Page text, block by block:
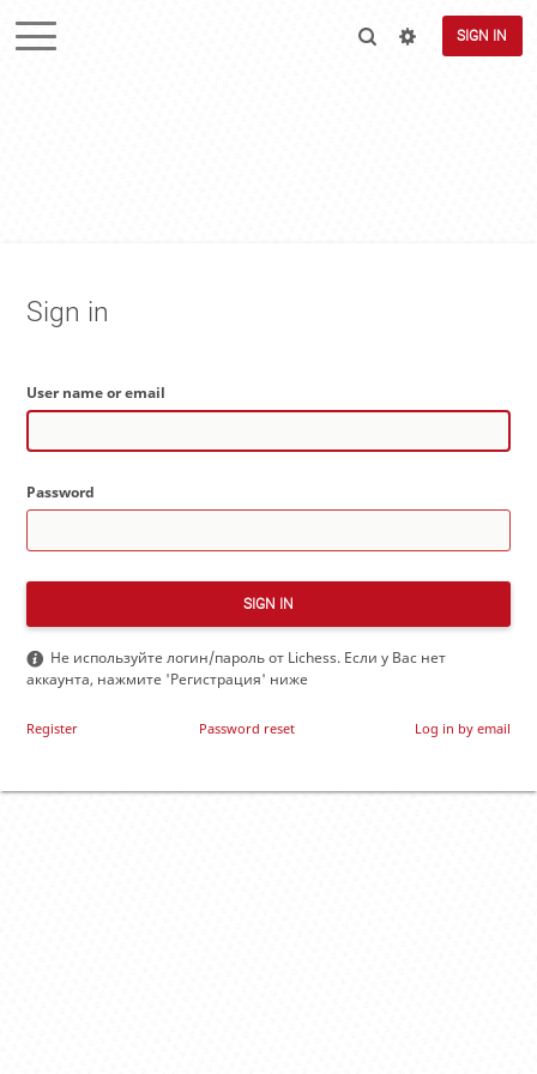
SIGN IN
Sign in
User name or email
Password
SIGN IN
Не используйте логин/пароль от Lichess. Если у Вас нет
аккаунта, нажмите 'Регистрация' ниже
Register Password reset Log in by email